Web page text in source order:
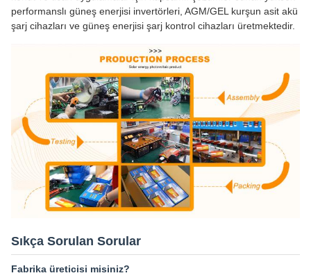
performanslı güneş enerjisi invertörleri, AGM/GEL kurşun asit akü
şarj cihazları ve güneş enerjisi şarj kontrol cihazları üretmektedir.
Sıkça Sorulan Sorular
Fabrika üreticisi misiniz?